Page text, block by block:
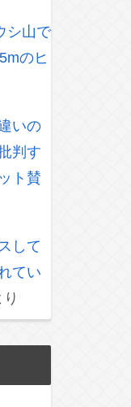
シ山で
のヒ
いの
判す
ト賛
して
てい
り